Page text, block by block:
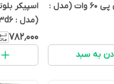
لامپ شارژی دی پی 60 وات (مدل :
به سبد
(مدل : mana13d6)
۷۸۲٬۰۰۰